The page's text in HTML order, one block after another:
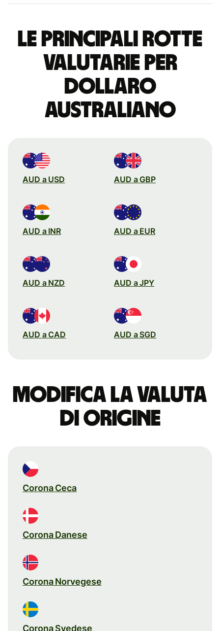
Le principali rotte
valutarie per
dollaro
australiano
AUD a USD AUD a GBP
AUD a INR AUD a EUR
AUD a NZD AUD a JPY
AUD a CAD AUD a SGD
Modifica la valuta
di origine
Corona Ceca
Corona Danese
Corona Norvegese
Corona Svedese